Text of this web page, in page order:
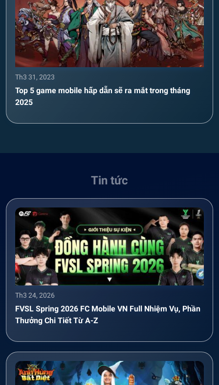
Th3 31, 2023
Top 5 game mobile hấp dẫn sẽ ra mắt trong tháng
2025
Tin tức
Th3 24, 2026
FVSL Spring 2026 FC Mobile VN Full Nhiệm Vụ, Phần
Thưởng Chi Tiết Từ A-Z